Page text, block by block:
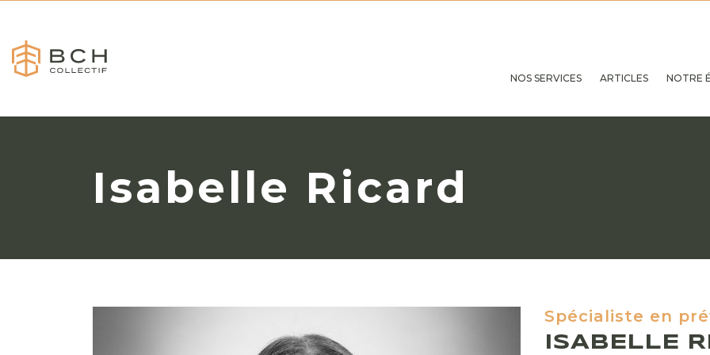
NOS SERVICES ARTICLES NOTRE
Isabelle Ricard
Spécialiste en
ISABELLE